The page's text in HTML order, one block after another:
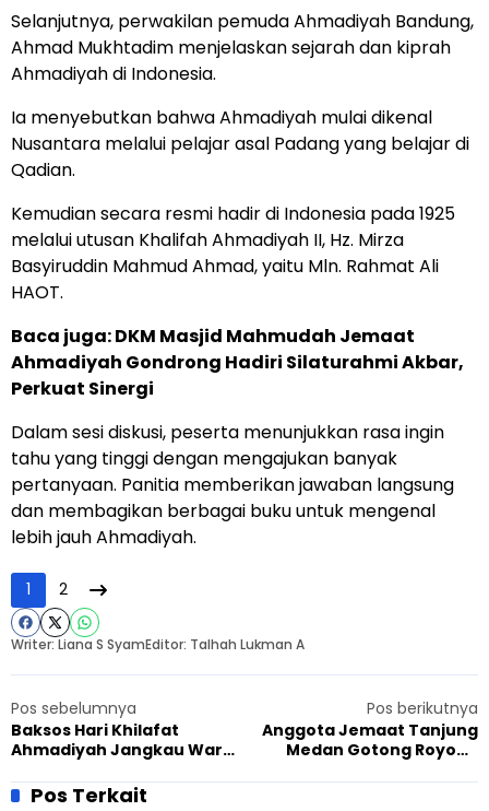
Selanjutnya, perwakilan pemuda Ahmadiyah Bandung,
Ahmad Mukhtadim menjelaskan sejarah dan kiprah
Ahmadiyah di Indonesia.
Ia menyebutkan bahwa Ahmadiyah mulai dikenal
Nusantara melalui pelajar asal Padang yang belajar di
Qadian.
Kemudian secara resmi hadir di Indonesia pada 1925
melalui utusan Khalifah Ahmadiyah II, Hz. Mirza
Basyiruddin Mahmud Ahmad, yaitu Mln. Rahmat Ali
HAOT.
Baca juga:DKM Masjid Mahmudah Jemaat
Ahmadiyah Gondrong Hadiri Silaturahmi Akbar,
Perkuat Sinergi
Dalam sesi diskusi, peserta menunjukkan rasa ingin
tahu yang tinggi dengan mengajukan banyak
pertanyaan. Panitia memberikan jawaban langsung
dan membagikan berbagai buku untuk mengenal
lebih jauh Ahmadiyah.
1 2
Writer: Liana S SyamEditor: Talhah Lukman A
Pos sebelumnya
Baksos Hari Khilafat
Ahmadiyah Jangkau Warga
Pos berikutnya
Anggota Jemaat Tanjung
Medan Gotong Royong
Sambut Acara Penting
Pos Terkait